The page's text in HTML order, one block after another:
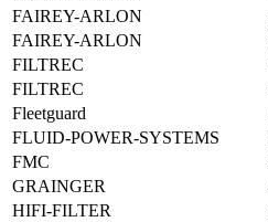
FAIREY-ARLON
FAIREY-ARLON
FILTREC
FILTREC
Fleetguard
FLUID-POWER-SYSTEMS
FMC
GRAINGER
HIFI-FILTER